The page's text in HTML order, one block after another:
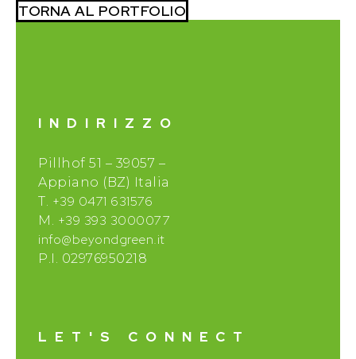
TORNA AL PORTFOLIO
INDIRIZZO
Pillhof 51 – 39057 –
Appiano (BZ) Italia
T. +39 0471 631576
M. +39 393 3000077
info@beyondgreen.it
P.I. 02976950218
LET'S CONNECT